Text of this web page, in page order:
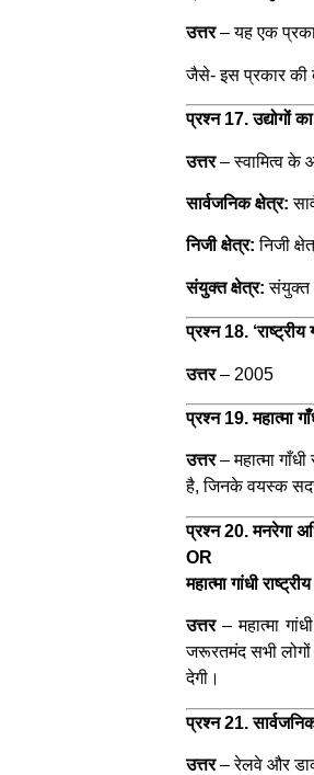
उत्तर–यह एक
जैसे- इस प्रकार की
प्रश्न 17. उद्योगों
उत्तर–स्वामित्व के
सार्वजनिक क्षेत्र:
निजी क्षेत्र: निजी
संयुक्त क्षेत्र: संयुक्त
प्रश्न 18.
उत्तर– 2005
प्रश्न 19. महात्मा
उत्तर– महात्मा गाँधी
है, जिनके वयस्क
प्रश्न 20. मनरेगा
OR
महात्मा गांधी
उत्तर–महात्मा
जरूरतमंद सभी लोगों
देगी।
प्रश्न 21.
उत्तर–रेलवे और